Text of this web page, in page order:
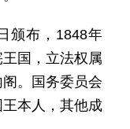
颁布，1848年
国，立法权属
。国务委员会
本人，其他成